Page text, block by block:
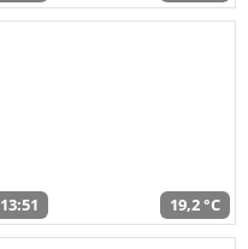
13:51 19,2 °C